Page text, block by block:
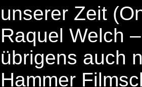
unserer Zeit
Raquel Welch
übrigens auch
Hammer